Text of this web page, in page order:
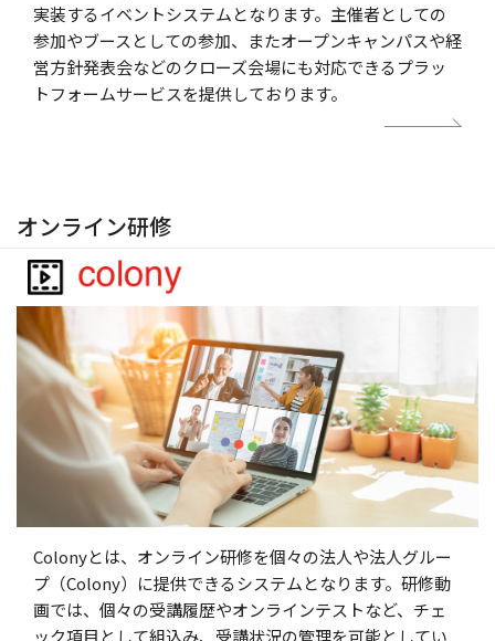
実装するイベントシステムとなります。主催者としての
参加やブースとしての参加、またオープンキャンパスや経
営方針発表会などのクローズ会場にも対応できるプラッ
トフォームサービスを提供しております。
オンライン研修
Colonyとは、オンライン研修を個々の法人や法人グルー
プ（Colony）に提供できるシステムとなります。研修動
画では、個々の受講履歴やオンラインテストなど、チェ
ック項目として組込み、受講状況の管理を可能としてい